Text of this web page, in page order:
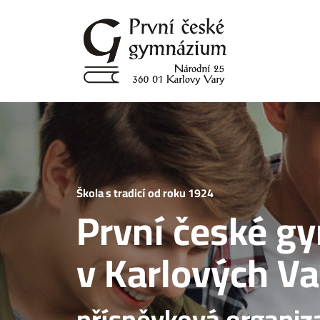
Škola s tradicí od roku 1924
První české
v Karlových